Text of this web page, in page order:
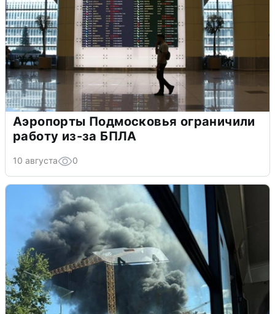
Аэропорты Подмосковья ограничили
работу из-за БПЛА
10 августа 0